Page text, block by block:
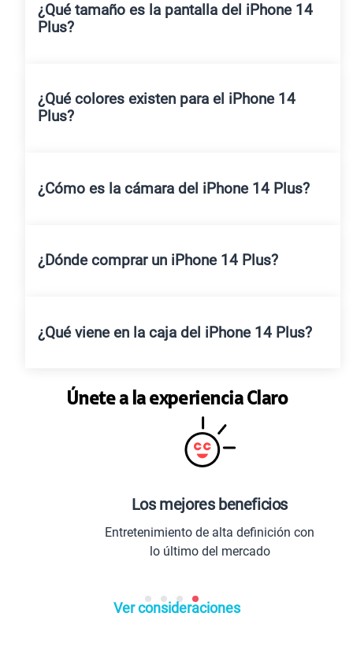
¿Qué tamaño es la pantalla del iPhone 14
Plus?
¿Qué colores existen para el iPhone 14
Plus?
¿Cómo es la cámara del iPhone 14 Plus?
¿Dónde comprar un iPhone 14 Plus?
¿Qué viene en la caja del iPhone 14 Plus?
Únete a la experiencia Claro
Los mejores beneficios
Entretenimiento de alta definición con
lo último del mercado
Ver consideraciones